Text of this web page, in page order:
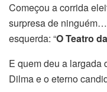
Começou a corrida
surpresa de
esquerda: “O Teatro
E quem deu a largada
Dilma e o eterno